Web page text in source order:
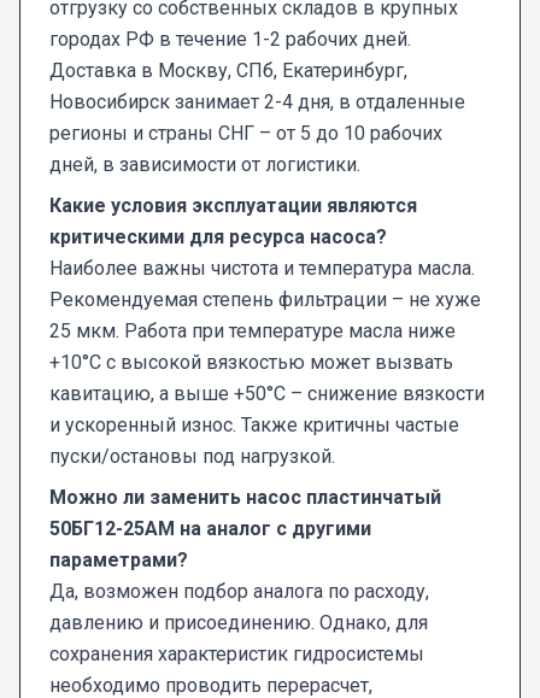
отгрузку со собственных складов в крупных
городах РФ в течение 1-2 рабочих дней.
Доставка в Москву, СПб, Екатеринбург,
Новосибирск занимает 2-4 дня, в отдаленные
регионы и страны СНГ – от 5 до 10 рабочих
дней, в зависимости от логистики.
Какие условия эксплуатации являются
критическими для ресурса насоса?
Наиболее важны чистота и температура масла.
Рекомендуемая степень фильтрации – не хуже
25 мкм. Работа при температуре масла ниже
+10°C с высокой вязкостью может вызвать
кавитацию, а выше +50°C – снижение вязкости
и ускоренный износ. Также критичны частые
пуски/остановы под нагрузкой.
Можно ли заменить насос пластинчатый
50БГ12-25АМ на аналог с другими
параметрами?
Да, возможен подбор аналога по расходу,
давлению и присоединению. Однако, для
сохранения характеристик гидросистемы
необходимо проводить перерасчет,